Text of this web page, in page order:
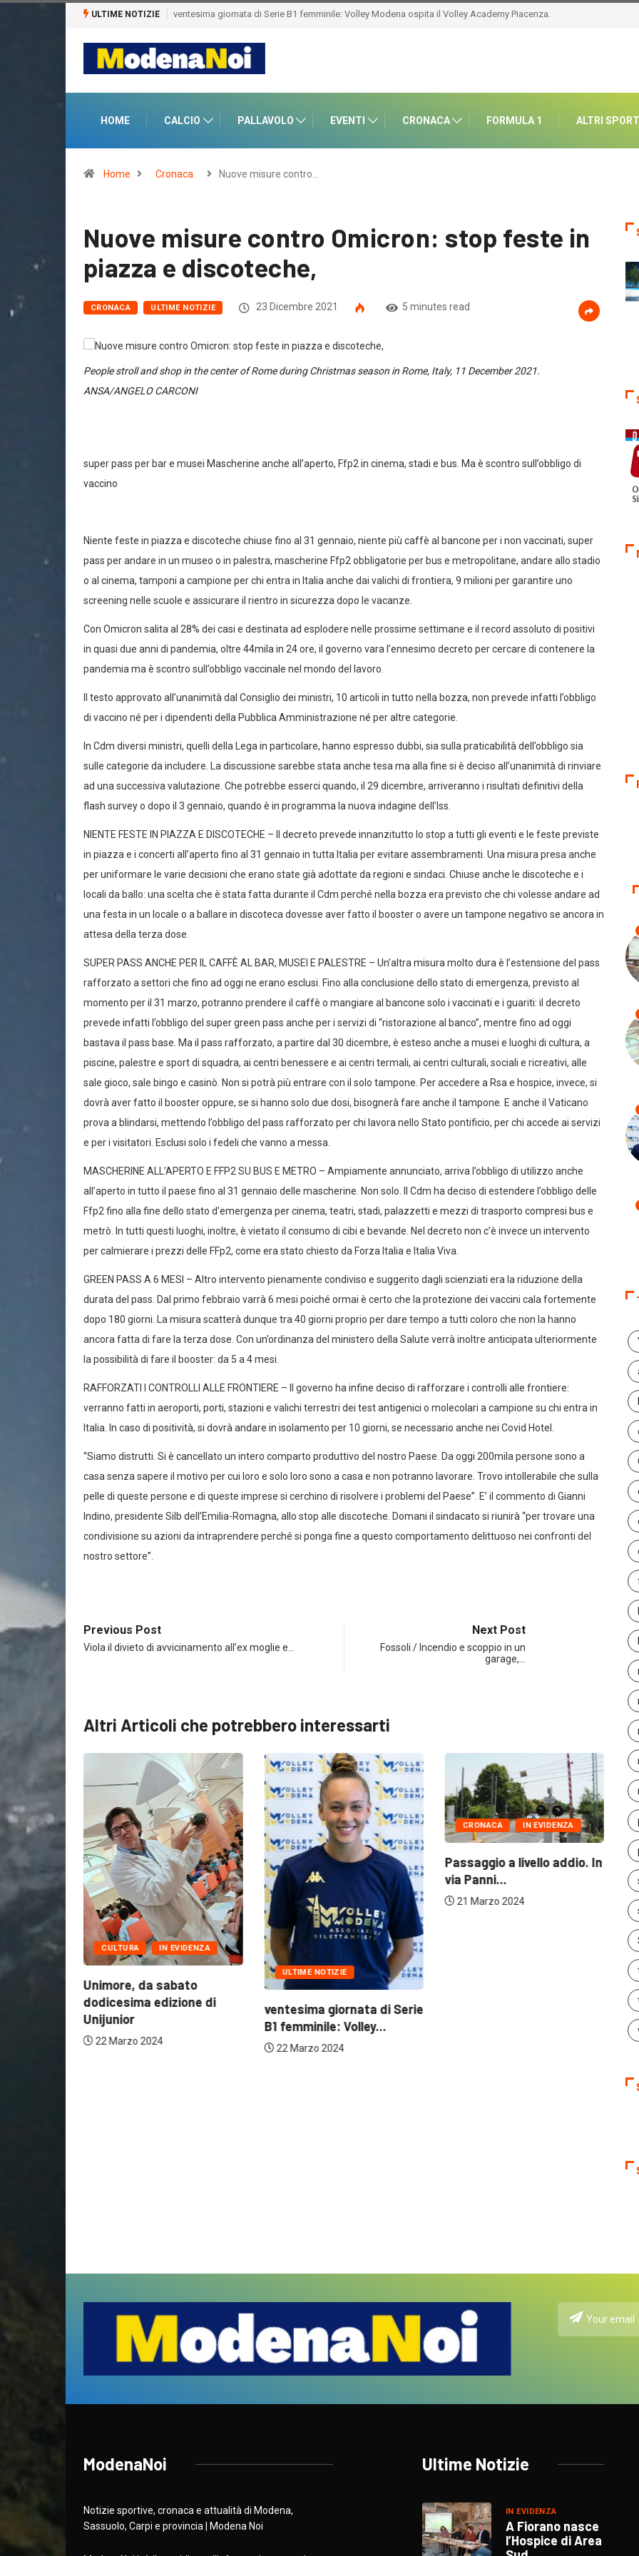
ULTIME NOTIZIE
ospita il Volley Academy Piacenza.
HOME CALCIO PALLAVOLO EVENTI CRONACA FORMULA 1 ALTRI SPORT
Home Cronaca Nuove misure contro…
Nuove misure contro Omicron: stop feste in
piazza e discoteche,
CRONACA ULTIME NOTIZIE 23 Dicembre 2021 5 minutes read
People stroll and shop in the center of Rome during Christmas season in Rome, Italy, 11 December 2021.
ANSA/ANGELO CARCONI
super pass per bar e musei Mascherine anche all’aperto, Ffp2 in cinema, stadi e bus. Ma è scontro sull’obbligo di
vaccino
Niente feste in piazza e discoteche chiuse fino al 31 gennaio, niente più caffè al bancone per i non vaccinati, super
pass per andare in un museo o in palestra, mascherine Ffp2 obbligatorie per bus e metropolitane, andare allo stadio
o al cinema, tamponi a campione per chi entra in Italia anche dai valichi di frontiera, 9 milioni per garantire uno
screening nelle scuole e assicurare il rientro in sicurezza dopo le vacanze.
Con Omicron salita al 28% dei casi e destinata ad esplodere nelle prossime settimane e il record assoluto di positivi
in quasi due anni di pandemia, oltre 44mila in 24 ore, il governo vara l’ennesimo decreto per cercare di contenere la
pandemia ma è scontro sull’obbligo vaccinale nel mondo del lavoro.
Il testo approvato all’unanimità dal Consiglio dei ministri, 10 articoli in tutto nella bozza, non prevede infatti l’obbligo
di vaccino né per i dipendenti della Pubblica Amministrazione né per altre categorie.
In Cdm diversi ministri, quelli della Lega in particolare, hanno espresso dubbi, sia sulla praticabilità dell’obbligo sia
sulle categorie da includere. La discussione sarebbe stata anche tesa ma alla fine si è deciso all’unanimità di rinviare
ad una successiva valutazione. Che potrebbe esserci quando, il 29 dicembre, arriveranno i risultati definitivi della
flash survey o dopo il 3 gennaio, quando è in programma la nuova indagine dell’Iss.
NIENTE FESTE IN PIAZZA E DISCOTECHE – Il decreto prevede innanzitutto lo stop a tutti gli eventi e le feste previste
in piazza e i concerti all’aperto fino al 31 gennaio in tutta Italia per evitare assembramenti. Una misura presa anche
per uniformare le varie decisioni che erano state già adottate da regioni e sindaci. Chiuse anche le discoteche e i
locali da ballo: una scelta che è stata fatta durante il Cdm perché nella bozza era previsto che chi volesse andare ad
una festa in un locale o a ballare in discoteca dovesse aver fatto il booster o avere un tampone negativo se ancora in
attesa della terza dose.
SUPER PASS ANCHE PER IL CAFFÈ AL BAR, MUSEI E PALESTRE – Un’altra misura molto dura è l’estensione del pass
rafforzato a settori che fino ad oggi ne erano esclusi. Fino alla conclusione dello stato di emergenza, previsto al
momento per il 31 marzo, potranno prendere il caffè o mangiare al bancone solo i vaccinati e i guariti: il decreto
prevede infatti l’obbligo del super green pass anche per i servizi di “ristorazione al banco”, mentre fino ad oggi
bastava il pass base. Ma il pass rafforzato, a partire dal 30 dicembre, è esteso anche a musei e luoghi di cultura, a
piscine, palestre e sport di squadra, ai centri benessere e ai centri termali, ai centri culturali, sociali e ricreativi, alle
sale gioco, sale bingo e casinò. Non si potrà più entrare con il solo tampone. Per accedere a Rsa e hospice, invece, si
dovrà aver fatto il booster oppure, se si hanno solo due dosi, bisognerà fare anche il tampone. E anche il Vaticano
prova a blindarsi, mettendo l’obbligo del pass rafforzato per chi lavora nello Stato pontificio, per chi accede ai servizi
e per i visitatori. Esclusi solo i fedeli che vanno a messa.
MASCHERINE ALL’APERTO E FFP2 SU BUS E METRO – Ampiamente annunciato, arriva l’obbligo di utilizzo anche
all’aperto in tutto il paese fino al 31 gennaio delle mascherine. Non solo. Il Cdm ha deciso di estendere l’obbligo delle
Ffp2 fino alla fine dello stato d’emergenza per cinema, teatri, stadi, palazzetti e mezzi di trasporto compresi bus e
metrò. In tutti questi luoghi, inoltre, è vietato il consumo di cibi e bevande. Nel decreto non c’è invece un intervento
per calmierare i prezzi delle FFp2, come era stato chiesto da Forza Italia e Italia Viva.
GREEN PASS A 6 MESI – Altro intervento pienamente condiviso e suggerito dagli scienziati era la riduzione della
durata del pass. Dal primo febbraio varrà 6 mesi poiché ormai è certo che la protezione dei vaccini cala fortemente
dopo 180 giorni. La misura scatterà dunque tra 40 giorni proprio per dare tempo a tutti coloro che non la hanno
ancora fatta di fare la terza dose. Con un’ordinanza del ministero della Salute verrà inoltre anticipata ulteriormente
la possibilità di fare il booster: da 5 a 4 mesi.
RAFFORZATI I CONTROLLI ALLE FRONTIERE – Il governo ha infine deciso di rafforzare i controlli alle frontiere:
verranno fatti in aeroporti, porti, stazioni e valichi terrestri dei test antigenici o molecolari a campione su chi entra in
Italia. In caso di positività, si dovrà andare in isolamento per 10 giorni, se necessario anche nei Covid Hotel.
“Siamo distrutti. Si è cancellato un intero comparto produttivo del nostro Paese. Da oggi 200mila persone sono a
casa senza sapere il motivo per cui loro e solo loro sono a casa e non potranno lavorare. Trovo intollerabile che sulla
pelle di queste persone e di queste imprese si cerchino di risolvere i problemi del Paese”. E’ il commento di Gianni
Indino, presidente Silb dell’Emilia-Romagna, allo stop alle discoteche. Domani il sindacato si riunirà “per trovare una
condivisione su azioni da intraprendere perché si ponga fine a questo comportamento delittuoso nei confronti del
nostro settore”.
Previous Post
Viola il divieto di avvicinamento all’ex moglie e…
Next Post
Fossoli / Incendio e scoppio in un
garage,…
Altri Articoli che potrebbero interessarti
CULTURA IN EVIDENZA
Unimore, da sabato
dodicesima edizione di
Unijunior
22 Marzo 2024
ULTIME NOTIZIE
ventesima giornata di Serie
B1 femminile: Volley...
22 Marzo 2024
CRONACA IN EVIDENZA
Passaggio a livello addio. In
via Panni...
21 Marzo 2024
IN
In
sulle
21
ModenaNoi
Notizie sportive, cronaca e attualità di Modena,
Sassuolo, Carpi e provincia | Modena Noi
Ultime Notizie
IN EVIDENZA
A Fiorano nasce
l’Hospice di Area